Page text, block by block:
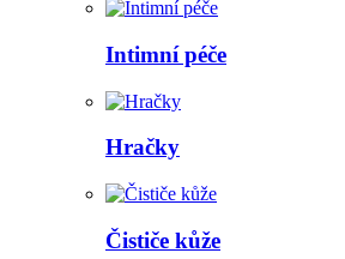
Intimní péče
Hračky
Čističe kůže